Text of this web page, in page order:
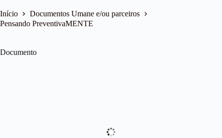
o
n
ú
Início
Documentos Umane e/ou parceiros
Pensando PreventivaMENTE
Documento